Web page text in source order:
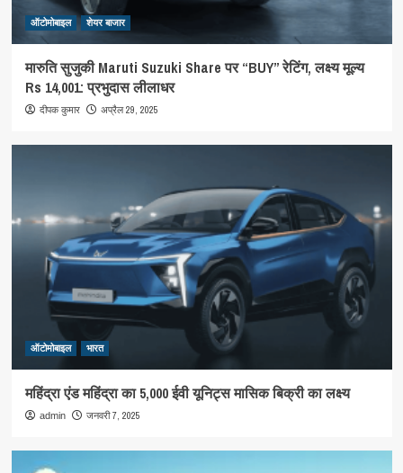
ऑटोमोबाइल शेयर बाजार
मारुति सुजुकी Maruti Suzuki Share पर “BUY” रेटिंग, लक्ष्य मूल्य
Rs 14,001: प्रभुदास लीलाधर
दीपक कुमार अप्रैल 29, 2025
ऑटोमोबाइल भारत
महिंद्रा एंड महिंद्रा का 5,000 ईवी यूनिट्स मासिक बिक्री का लक्ष्य
admin जनवरी 7, 2025